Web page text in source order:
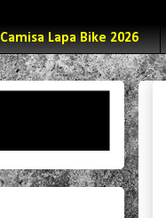
Camisa Lapa Bike 2026